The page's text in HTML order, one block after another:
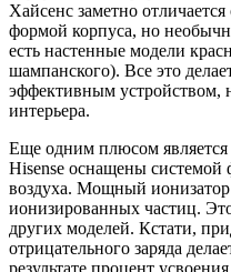
Хайсенс заметно
формой корпуса, но
есть настенные модели
шампанского). Все это
эффективным устройством,
интерьера.
Еще одним плюсом
Hisense оснащены системой
воздуха. Мощный
ионизированных частиц.
других моделей. Кстати,
отрицательного заряда
результате процент